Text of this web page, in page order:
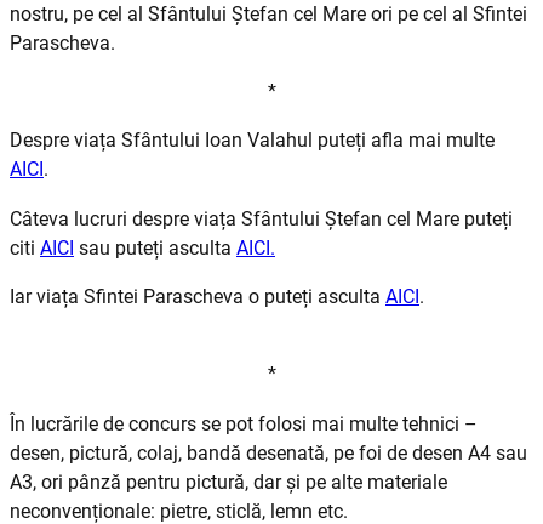
nostru, pe cel al Sfântului Ștefan cel Mare ori pe cel al Sfintei
Parascheva.
*
Despre viața Sfântului Ioan Valahul puteți afla mai multe
AICI .
Câteva lucruri despre viața Sfântului Ștefan cel Mare puteți
citi AICI sau puteți asculta AICI.
Iar viața Sfintei Parascheva o puteți asculta AICI.
*
În lucrările de concurs se pot folosi mai multe tehnici –
desen, pictură, colaj, bandă desenată, pe foi de desen A4 sau
A3, ori pânză pentru pictură, dar și pe alte materiale
neconvenționale: pietre, sticlă, lemn etc.